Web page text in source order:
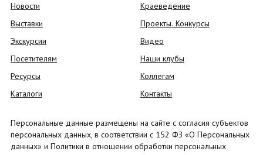
Новости
Выставки
Экскурсии
Посетителям
Ресурсы
Каталоги
Краеведение
Проекты. Конкурсы
Видео
Наши клубы
Коллегам
Контакты
Персональные данные размещены на сайте с согласия субъектов
персональных данных, в соответствии с 152 ФЗ «О Персональных
данных» и Политики в отношении обработки персональных